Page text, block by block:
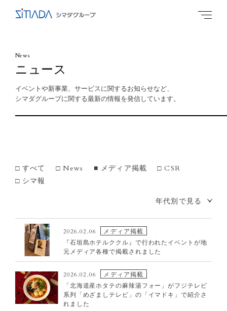
News
ニュース
イベントや新事業、サービスに関するお知らせなど、
シマダグループに関する最新の情報を発信しています。
すべて News メディア掲載
CSR
シマ報
年代別で見る
2026
2023
2021
2026.02.06
メディア掲載
『石垣島ホテルククル』で行われたイベントが地
元メディア各種で掲載されました
2026.02.06
メディア掲載
「北海道産ホタテの麻辣湯フォー」がフジテレビ
系列「めざましテレビ」の「イマドキ」で紹介さ
れました